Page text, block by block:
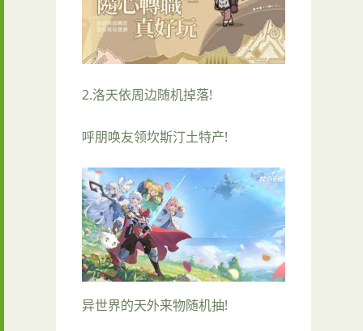
2.洛天依周边随机掉落!
呼朋唤友领坎斯汀土特产!
异世界的天外来物随机抽!